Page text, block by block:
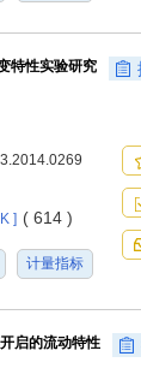
特性实验研究
] ( 614 )
计量指标
启的流动特性